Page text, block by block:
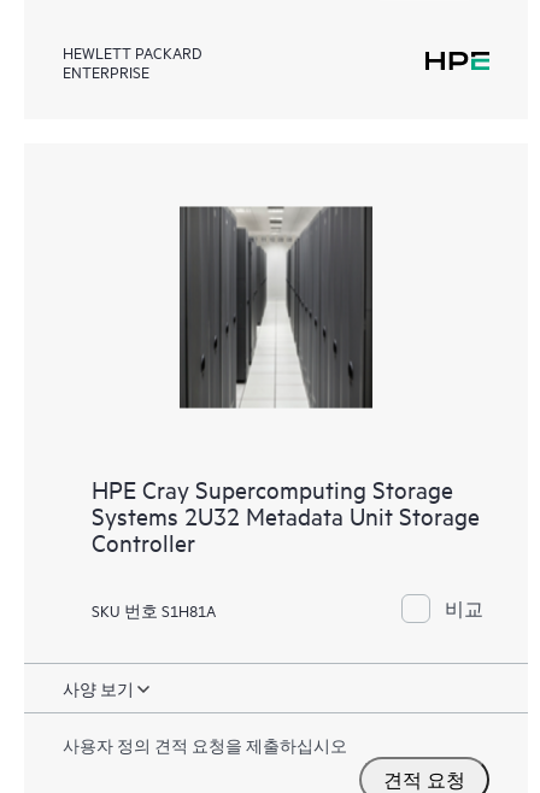
HEWLETT PACKARD
ENTERPRISE
HPE Cray Supercomputing Storage
Systems 2U32 Metadata Unit Storage
Controller
SKU 번호 S1H81A 비교
사양 보기
사용자 정의 견적 요청을 제출하십시오
견적 요청